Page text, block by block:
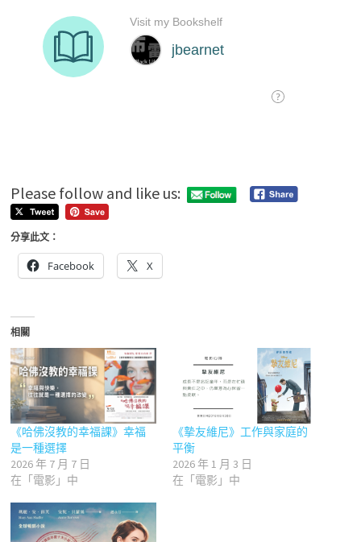
Please follow and like us:
分享此文：
Facebook X
相關
《哈佛沒教的幸福課》幸福
是一種選擇
2026 年 7 月 7 日
在「電影」中
《摯友維尼》工作與家庭的
平衡
2026 年 1 月 3 日
在「電影」中